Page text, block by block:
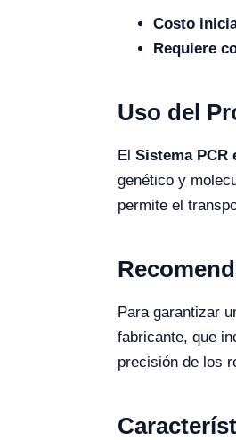
Costo
Requiere
Uso del
El Sistema PCR
genético y
permite el
Para garantizar
fabricante, que
precisión de los